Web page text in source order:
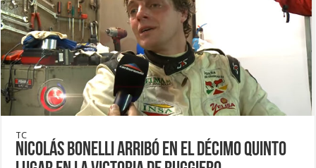
TC
Nicolás Bonelli arribó en el décimo quinto